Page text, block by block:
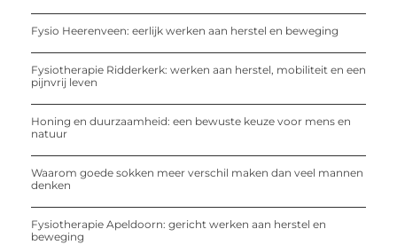
Fysio Heerenveen: eerlijk werken aan herstel en beweging
Fysiotherapie Ridderkerk: werken aan herstel, mobiliteit en een
pijnvrij leven
Honing en duurzaamheid: een bewuste keuze voor mens en
natuur
Waarom goede sokken meer verschil maken dan veel mannen
denken
Fysiotherapie Apeldoorn: gericht werken aan herstel en
beweging